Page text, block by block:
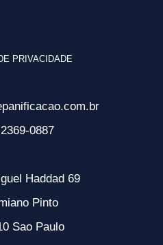
PRIVACIDADE
0887
Haddad 69
Pinto
Sao Paulo